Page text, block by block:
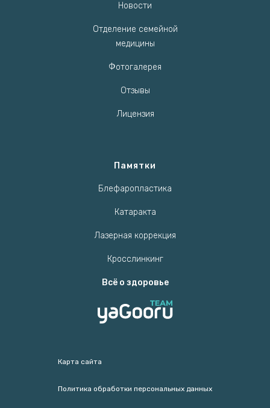
Новости
Отделение семейной
медицины
Фотогалерея
Отзывы
Лицензия
Памятки
Блефаропластика
Катаракта
Лазерная коррекция
Кросслинкинг
Всё о здоровье
Карта сайта
Политика обработки персональных данных